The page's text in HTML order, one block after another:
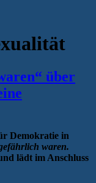
über
Demokratie in
waren.
lädt im Anschluss